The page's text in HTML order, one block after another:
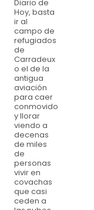
Diario de
Hoy, basta
ir al
campo de
refugiados
de
Carradeux
o el de la
antigua
aviación
para caer
conmovido
y llorar
viendo a
decenas
de miles
de
personas
vivir en
covachas
que casi
ceden a